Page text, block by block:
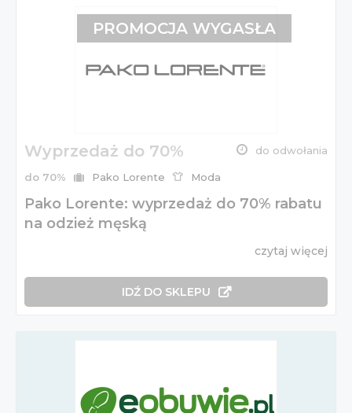
Wyprzedaż do 70% do odwołania
do 70% Pako Lorente Moda
Pako Lorente: wyprzedaż do 70% rabatu
na odzież męską
czytaj więcej
IDŹ DO SKLEPU
PROMOCJA WYGASŁA